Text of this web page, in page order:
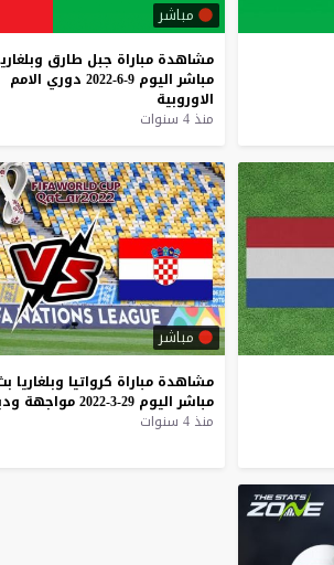
مباشر
مشاهدة مباراة جبل طارق
مباشر اليوم 9-6-2022 دوري الامم
الاوروبية
منذ 4 سنوات
مباشر
مشاهدة مباراة كرواتيا وبلغاريا
مباشر اليوم 29-3-2022 مواجهة
منذ 4 سنوات